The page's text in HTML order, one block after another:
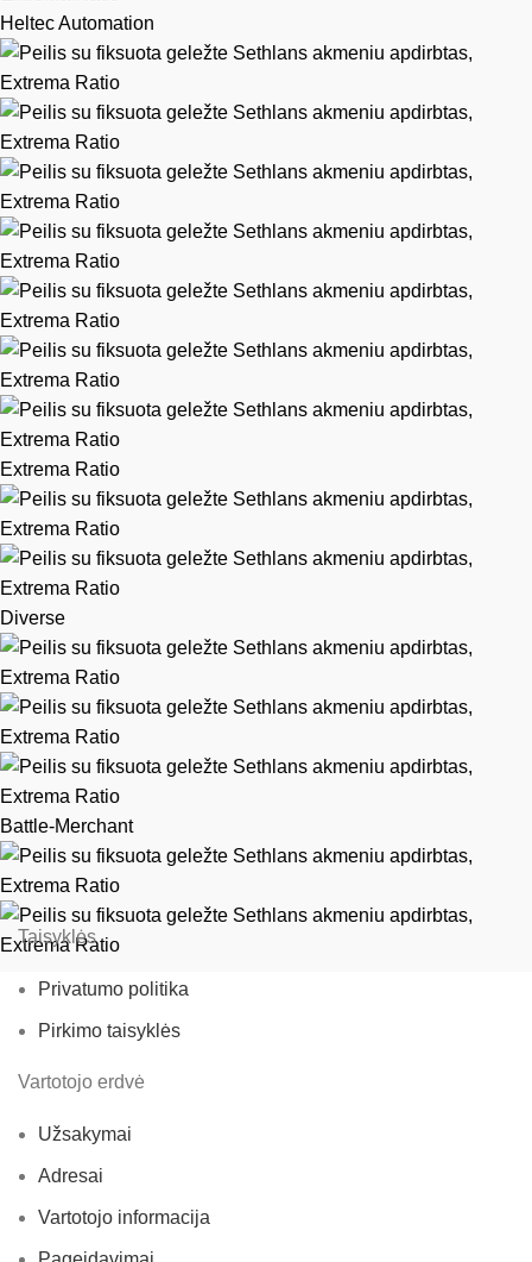
Heltec Automation
Extrema Ratio
Diverse
Battle-Merchant
Taisyklės
Privatumo politika
Pirkimo taisyklės
Vartotojo erdvė
Užsakymai
Adresai
Vartotojo informacija